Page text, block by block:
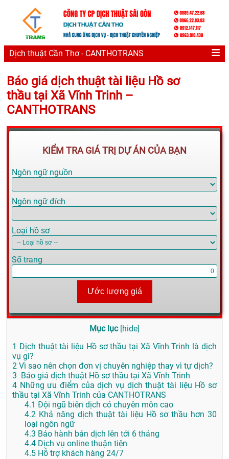
Dịch thuật Cần Thơ - CANTHOTRANS
Báo giá dịch thuật tài liệu Hồ sơ
thầu tại Xã Vĩnh Trinh –
CANTHOTRANS
KIỂM TRA GIÁ TRỊ DỰ ÁN CỦA BẠN
Ngôn ngữ nguồn
Ngôn ngữ đích
Loại hồ sơ
Số trang
Ước lượng giá
Mục lục [hide]
1 Dịch thuật tài liệu Hồ sơ thầu tại Xã Vĩnh Trinh là dịch
vụ gì?
2 Vì sao nên chọn đơn vị chuyên nghiệp thay vì tự dịch?
3 Báo giá dịch thuật Hồ sơ thầu tại Xã Vĩnh Trinh
4 Những ưu điểm của dịch vụ dịch thuật tài liệu Hồ sơ
thầu tại Xã Vĩnh Trinh của CANTHOTRANS
4.1 Đội ngũ biên dịch có chuyên môn cao
4.2 Khả năng dịch thuật tài liệu Hồ sơ thầu hơn 30
loại ngôn ngữ
4.3 Bảo hành bản dịch lên tới 6 tháng
4.4 Dịch vụ online thuận tiện
4.5 Hỗ trợ khách hàng 24/7